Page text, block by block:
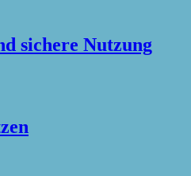
sichere Nutzung